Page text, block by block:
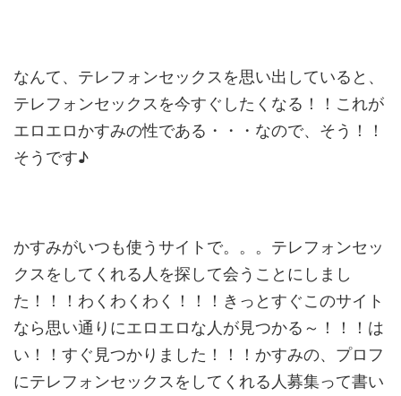
なんて、テレフォンセックスを思い出していると、
テレフォンセックスを今すぐしたくなる！！これが
エロエロかすみの性である・・・なので、そう！！
そうです♪
かすみがいつも使うサイトで。。。テレフォンセッ
クスをしてくれる人を探して会うことにしまし
た！！！わくわくわく！！！きっとすぐこのサイト
なら思い通りにエロエロな人が見つかる～！！！は
い！！すぐ見つかりました！！！かすみの、プロフ
にテレフォンセックスをしてくれる人募集って書い